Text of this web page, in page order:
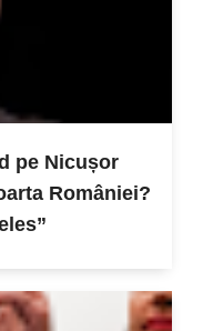
pe Nicușor
României?